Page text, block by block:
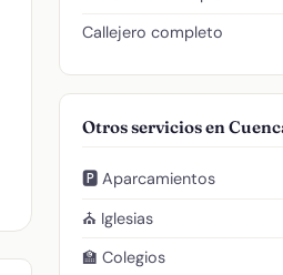
Callejero completo
Otros servicios en
🅿️ Aparcamientos
⛪ Iglesias
🏫 Colegios